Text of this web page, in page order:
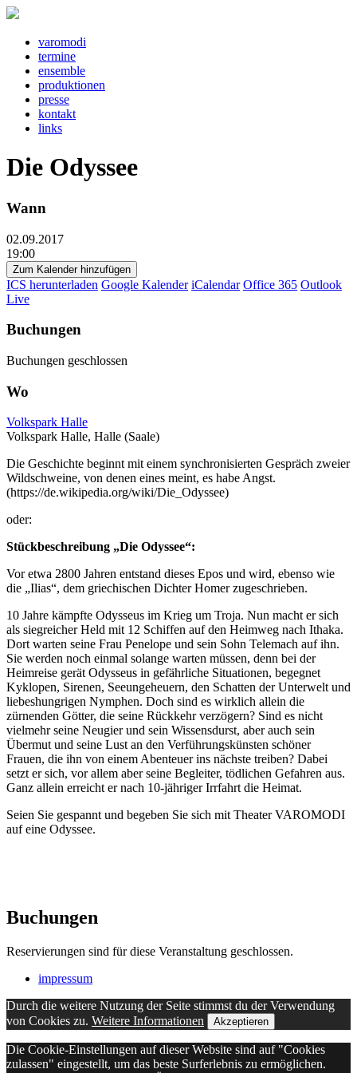
varomodi
termine
ensemble
produktionen
presse
kontakt
links
Die Odyssee
Wann
02.09.2017
19:00
Zum Kalender hinzufügen
ICS herunterladen Google Kalender iCalendar Office 365 Outlook
Live
Buchungen
Buchungen geschlossen
Wo
Volkspark Halle
Volkspark Halle, Halle (Saale)
Die Geschichte beginnt mit einem synchronisierten Gespräch zweier
Wildschweine, von denen eines meint, es habe Angst.
(https://de.wikipedia.org/wiki/Die_Odyssee)
oder:
Stückbeschreibung „Die Odyssee“:
Vor etwa 2800 Jahren entstand dieses Epos und wird, ebenso wie
die „Ilias“, dem griechischen Dichter Homer zugeschrieben.
10 Jahre kämpfte Odysseus im Krieg um Troja. Nun macht er sich
als siegreicher Held mit 12 Schiffen auf den Heimweg nach Ithaka.
Dort warten seine Frau Penelope und sein Sohn Telemach auf ihn.
Sie werden noch einmal solange warten müssen, denn bei der
Heimreise gerät Odysseus in gefährliche Situationen, begegnet
Kyklopen, Sirenen, Seeungeheuern, den Schatten der Unterwelt und
liebeshungrigen Nymphen. Doch sind es wirklich allein die
zürnenden Götter, die seine Rückkehr verzögern? Sind es nicht
vielmehr seine Neugier und sein Wissensdurst, aber auch sein
Übermut und seine Lust an den Verführungskünsten schöner
Frauen, die ihn von einem Abenteuer ins nächste treiben? Dabei
setzt er sich, vor allem aber seine Begleiter, tödlichen Gefahren aus.
Ganz allein erreicht er nach 10-jähriger Irrfahrt die Heimat.
Seien Sie gespannt und begeben Sie sich mit Theater VAROMODI
auf eine Odyssee.
Buchungen
Reservierungen sind für diese Veranstaltung geschlossen.
impressum
Durch die weitere Nutzung der Seite stimmst du der Verwendung
von Cookies zu. Weitere Informationen Akzeptieren
Die Cookie-Einstellungen auf dieser Website sind auf "Cookies
zulassen" eingestellt, um das beste Surferlebnis zu ermöglichen.